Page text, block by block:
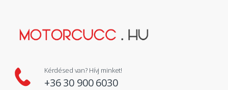
Kérdésed van? Hívj minket!
+36 30 900 6030